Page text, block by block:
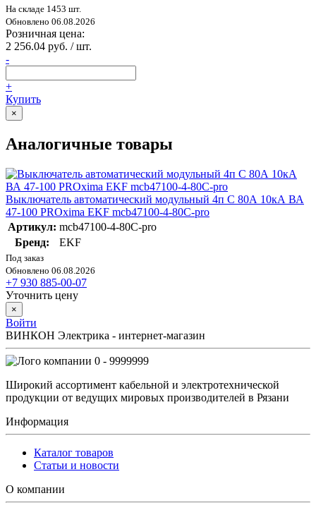
На складе 1453 шт.
Обновлено 06.08.2026
Розничная цена:
2 256.04 руб. / шт.
-
+
Купить
×
Аналогичные товары
Выключатель автоматический модульный 4п C 80А 10кА ВА
47-100 PROxima EKF mcb47100-4-80C-pro
Артикул: mcb47100-4-80C-pro
Бренд:
EKF
Под заказ
Обновлено 06.08.2026
+7 930 885-00-07
Уточнить цену
×
Войти
ВИНКОН Электрика - интернет-магазин
0 - 9999999
Широкий ассортимент кабельной и электротехнической
продукции от ведущих мировых производителей в Рязани
Информация
Каталог товаров
Статьи и новости
О компании